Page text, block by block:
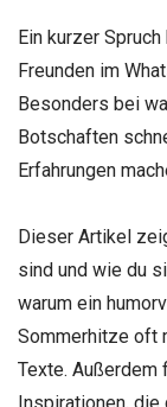
Ein kurzer
Freunden im
Besonders bei
Botschaften
Erfahrungen
Dieser Artikel
sind und wie du
warum ein
Sommerhitze oft
Texte.
Inspirationen, die